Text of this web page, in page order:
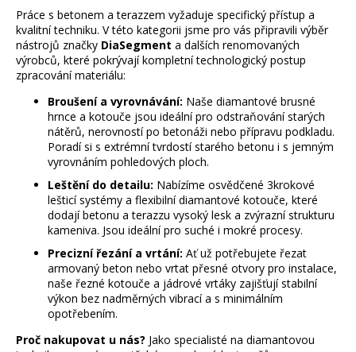
r
v
k
y
ý
p
i
s
u
Práce s betonem a terazzem vyžaduje specifický přístup a
kvalitní techniku. V této kategorii jsme pro vás připravili výběr
nástrojů značky DiaSegment a dalších renomovaných
výrobců, které pokrývají kompletní technologický postup
zpracování materiálu:
Broušení a vyrovnávání: Naše diamantové brusné
hrnce a kotouče jsou ideální pro odstraňování starých
nátěrů, nerovností po betonáži nebo přípravu podkladu.
Poradí si s extrémní tvrdostí starého betonu i s jemným
vyrovnáním pohledových ploch.
Leštění do detailu: Nabízíme osvědčené 3krokové
lešticí systémy a flexibilní diamantové kotouče, které
dodají betonu a terazzu vysoký lesk a zvýrazní strukturu
kameniva. Jsou ideální pro suché i mokré procesy.
Precizní řezání a vrtání: Ať už potřebujete řezat
armovaný beton nebo vrtat přesné otvory pro instalace,
naše řezné kotouče a jádrové vrtáky zajišťují stabilní
výkon bez nadměrných vibrací a s minimálním
opotřebením.
Proč nakupovat u nás? Jako specialisté na diamantovou